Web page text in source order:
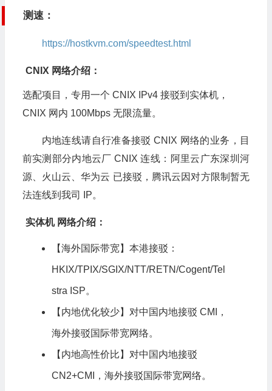
测速：
https://hostkvm.com/speedtest.html
CNIX 网络介绍：
选配项目，专用一个 CNIX IPv4 接驳到实体机，
CNIX 网内 100Mbps 无限流量。
内地连线请自行准备接驳 CNIX 网络的业务，目
前实测部分内地云厂 CNIX 连线：阿里云广东深圳河
源、火山云、华为云 已接驳，腾讯云因对方限制暂无
法连线到我司 IP。
实体机 网络介绍：
【海外国际带宽】本港接驳：
HKIX/TPIX/SGIX/NTT/RETN/Cogent/Tel
stra ISP。
【内地优化较少】对中国内地接驳 CMI，
海外接驳国际带宽网络。
【内地高性价比】对中国内地接驳
CN2+CMI，海外接驳国际带宽网络。